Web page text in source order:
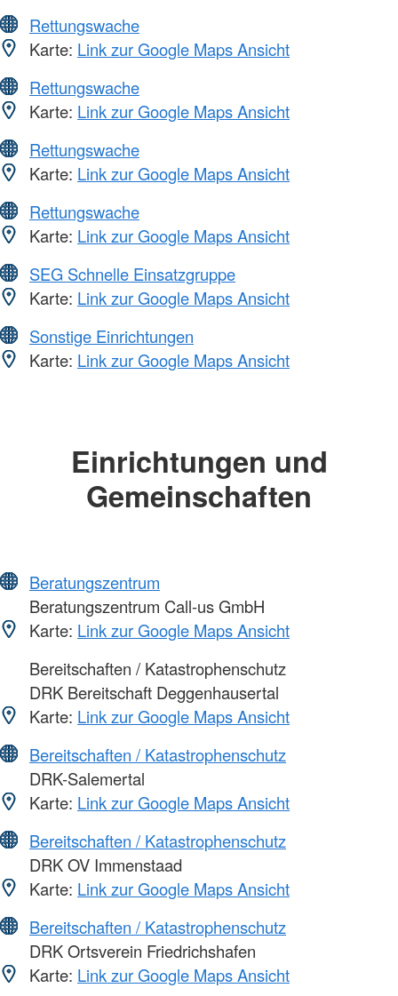
Rettungswache
Karte: Link zur Google Maps Ansicht
Rettungswache
Karte: Link zur Google Maps Ansicht
Rettungswache
Karte: Link zur Google Maps Ansicht
Rettungswache
Karte: Link zur Google Maps Ansicht
SEG Schnelle Einsatzgruppe
Karte: Link zur Google Maps Ansicht
Sonstige Einrichtungen
Karte: Link zur Google Maps Ansicht
Einrichtungen und
Gemeinschaften
Beratungszentrum
Beratungszentrum Call-us GmbH
Karte: Link zur Google Maps Ansicht
Bereitschaften / Katastrophenschutz
DRK Bereitschaft Deggenhausertal
Karte: Link zur Google Maps Ansicht
Bereitschaften / Katastrophenschutz
DRK-Salemertal
Karte: Link zur Google Maps Ansicht
Bereitschaften / Katastrophenschutz
DRK OV Immenstaad
Karte: Link zur Google Maps Ansicht
Bereitschaften / Katastrophenschutz
DRK Ortsverein Friedrichshafen
Karte: Link zur Google Maps Ansicht